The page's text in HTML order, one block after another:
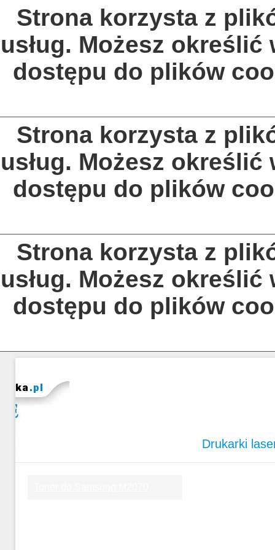
Strona korzysta z
usług. Możesz
dostępu do plików
Strona korzysta z
usług. Możesz
dostępu do plików
Strona korzysta z
usług. Możesz
dostępu do plików
Drukarki